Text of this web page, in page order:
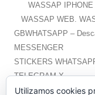
WASSAP IPHONE
WASSAP WEB.
GBWHATSAPP –
MESSENGER
STICKERS
TELEGRAM X
WHATSAPP PLUS –
Utilizamos cookies